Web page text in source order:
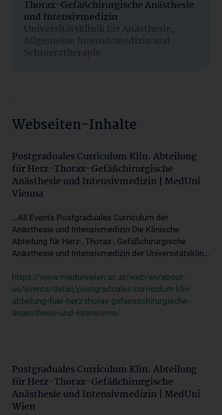
Thorax-Gefäßchirurgische Anästhesie
und Intensivmedizin
Universitätsklinik für Anästhesie,
Allgemeine Intensivmedizin und
Schmerztherapie
Webseiten-Inhalte
Postgraduales Curriculum Klin. Abteilung
für Herz-Thorax-Gefäßchirurgische
Anästhesie und Intensivmedizin | MedUni
Vienna
...All Events Postgraduales Curriculum der
Anästhesie und Intensivmedizin Die Klinische
Abteilung für Herz-, Thorax-, Gefäßchirurgische
Anästhesie und Intensivmedizin der Universitätsklin...
https://www.meduniwien.ac.at/web/en/about-
us/events/detail/postgraduales-curriculum-klin-
abteilung-fuer-herz-thorax-gefaesschirurgische-
anaesthesie-und-intensivme/
Postgraduales Curriculum Klin. Abteilung
für Herz-Thorax-Gefäßchirurgische
Anästhesie und Intensivmedizin | MedUni
Wien